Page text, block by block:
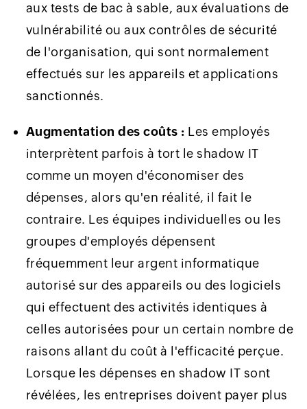
aux tests de bac à sable, aux évaluations de
vulnérabilité ou aux contrôles de sécurité
de l'organisation, qui sont normalement
effectués sur les appareils et applications
sanctionnés.
Augmentation des coûts : Les employés
interprètent parfois à tort le shadow IT
comme un moyen d'économiser des
dépenses, alors qu'en réalité, il fait le
contraire. Les équipes individuelles ou les
groupes d'employés dépensent
fréquemment leur argent informatique
autorisé sur des appareils ou des logiciels
qui effectuent des activités identiques à
celles autorisées pour un certain nombre de
raisons allant du coût à l'efficacité perçue.
Lorsque les dépenses en shadow IT sont
révélées, les entreprises doivent payer plus